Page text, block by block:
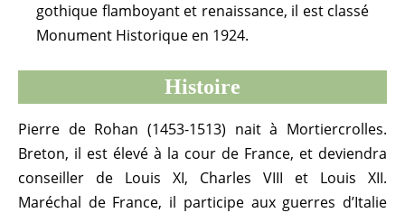
gothique flamboyant et renaissance, il est classé
Monument Historique en 1924.
Histoire
Pierre de Rohan (1453-1513) nait à Mortiercrolles.
Breton, il est élevé à la cour de France, et deviendra
conseiller de Louis XI, Charles VIII et Louis XII.
Maréchal de France, il participe aux guerres d’Italie